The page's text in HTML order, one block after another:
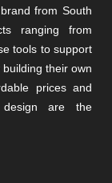
from South
ranging from
tools to support
their own
prices and
design are the